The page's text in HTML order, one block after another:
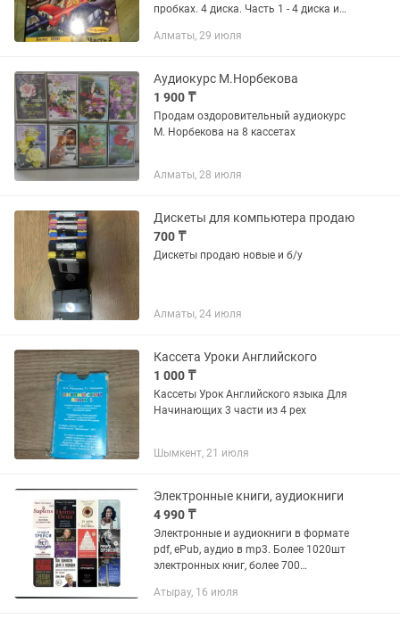
пробках. 4 диска. Часть 1 - 4 диска и
выражений. срочная не дорогая
Алматы, 29 июля
Аудиокурс М.Норбекова
1 900 ₸
Продам оздоровительный аудиокурс
М. Норбекова на 8 кассетах
Алматы, 28 июля
Дискеты для компьютера продаю
700 ₸
Дискеты продаю новые и б/у
Алматы, 24 июля
Кассета Уроки Английского
1 000 ₸
Кассеты Урок Английского языка Для
Начинающих 3 части из 4 рех
Шымкент, 21 июля
Электронные книги, аудиокниги
4 990 ₸
Электронные и аудиокниги в формате
pdf, ePub, аудио в mp3. Более 1020шт
электронных книг, более 700
читайте и слушайте самые Топовые,
Атырау, 16 июля